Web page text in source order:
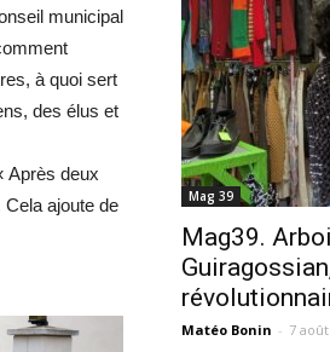
municipal
à quoi sert
des élus et
Après deux
ajoute de
Mag 39
Mag39.
Matéo Bonin - 7